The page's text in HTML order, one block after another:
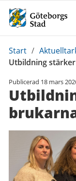
Du
är
Start /
Utbildning
Publicerad 18 mars